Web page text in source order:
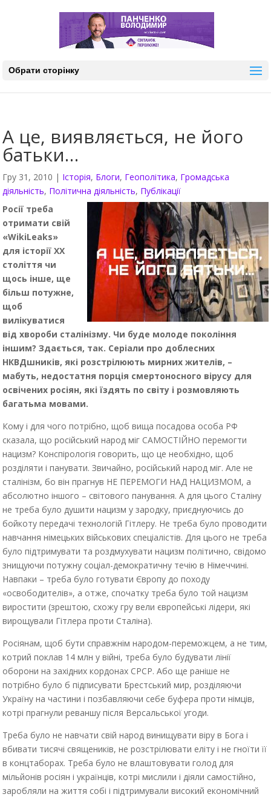
Обрати сторінку
А це, виявляється, не його
батьки…
Гру 31, 2010 | Історія, Блоги, Геополітика, Громадська
діяльність, Політична діяльність, Публікації
Росії треба
отримати свій
«WikiLeaks»
для історії ХХ
століття чи
щось інше, ще
більш потужне,
щоб
вилікуватися
від хвороби сталінізму. Чи буде молоде покоління
іншим? Здається, так. Серіали про доблесних
НКВДшників, які розстрілюють мирних жителів, –
мабуть, недостатня порція смертоносного вірусу для
освічених росіян, які їздять по світу і розмовляють
багатьма мовами.
Кому і для чого потрібно, щоб вища посадова особа РФ
сказала, що російський народ міг САМОСТІЙНО перемогти
нацизм? Конспірологія говорить, що це необхідно, щоб
розділяти і панувати. Звичайно, російський народ міг. Але не
сталінізм, бо він прагнув НЕ ПЕРЕМОГИ НАД НАЦИЗМОМ, а
абсолютно іншого – світового панування. А для цього Сталіну
не треба було душити нацизм у зародку, приєднуючись до
бойкоту передачі технологій Гітлеру. Не треба було проводити
навчання німецьких військових спеціалістів. Для цього не треба
було підтримувати та роздмухувати нацизм політично, свідомо
знищуючи потужну соціал-демократичну течію в Німеччині.
Навпаки – треба було готувати Європу до походу
«освободителів», а отже, спочатку треба було той нацизм
виростити (зрештою, схожу гру вели європейські лідери, які
вирощували Гітлера проти Сталіна).
Росіянам, щоб бути справжнім народом-переможцем, а не тим,
котрий поклав 14 млн у війні, треба було будувати лінії
оборони на західних кордонах СРСР. Або ще раніше не
потрібно було б підписувати Брестський мир, розділяючи
Україну на частини і позбавляючи себе буфера проти німців,
котрі прагнули реваншу після Версальської угоди.
Треба було не навчати свій народ винищувати віру в Бога і
вбивати тисячі священиків, не розстрілювати еліту і не гноїти її
в концтаборах. Треба було не влаштовувати голод для
мільйонів росіян і українців, котрі мислили і діяли самостійно,
заробляли на життя собі і підтримували високий економічний